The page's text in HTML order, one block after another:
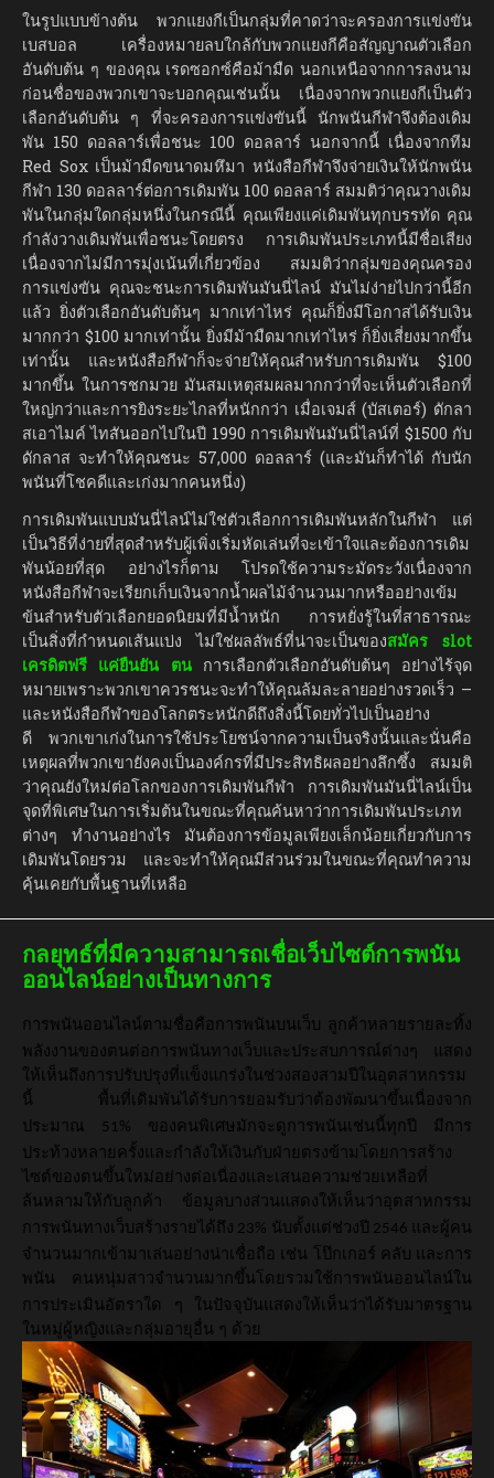
ในรูปแบบข้างต้น พวกแยงกีเป็นกลุ่มที่คาดว่าจะครองการแข่งขัน
เบสบอล เครื่องหมายลบใกล้กับพวกแยงกีคือสัญญาณตัวเลือก
อันดับต้น ๆ ของคุณ เรดซอกซ์คือม้ามืด นอกเหนือจากการลงนาม
ก่อนชื่อของพวกเขาจะบอกคุณเช่นนั้น เนื่องจากพวกแยงกีเป็นตัว
เลือกอันดับต้น ๆ ที่จะครองการแข่งขันนี้ นักพนันกีฬาจึงต้องเดิม
พัน 150 ดอลลาร์เพื่อชนะ 100 ดอลลาร์ นอกจากนี้ เนื่องจากทีม
Red Sox เป็นม้ามืดขนาดมหึมา หนังสือกีฬาจึงจ่ายเงินให้นักพนัน
กีฬา 130 ดอลลาร์ต่อการเดิมพัน 100 ดอลลาร์ สมมติว่าคุณวางเดิม
พันในกลุ่มใดกลุ่มหนึ่งในกรณีนี้ คุณเพียงแค่เดิมพันทุกบรรทัด คุณ
กำลังวางเดิมพันเพื่อชนะโดยตรง การเดิมพันประเภทนี้มีชื่อเสียง
เนื่องจากไม่มีการมุ่งเน้นที่เกี่ยวข้อง สมมติว่ากลุ่มของคุณครอง
การแข่งขัน คุณจะชนะการเดิมพันมันนี่ไลน์ มันไม่ง่ายไปกว่านี้อีก
แล้ว ยิ่งตัวเลือกอันดับต้นๆ มากเท่าไหร่ คุณก็ยิ่งมีโอกาสได้รับเงิน
มากกว่า $100 มากเท่านั้น ยิ่งมีม้ามืดมากเท่าไหร่ ก็ยิ่งเสี่ยงมากขึ้น
เท่านั้น และหนังสือกีฬาก็จะจ่ายให้คุณสำหรับการเดิมพัน $100
มากขึ้น ในการชกมวย มันสมเหตุสมผลมากกว่าที่จะเห็นตัวเลือกที่
ใหญ่กว่าและการยิงระยะไกลที่หนักกว่า เมื่อเจมส์ (บัสเตอร์) ดักลา
สเอาไมค์ ไทสันออกไปในปี 1990 การเดิมพันมันนี่ไลน์ที่ $1500 กับ
ดักลาส จะทำให้คุณชนะ 57,000 ดอลลาร์ (และมันก็ทำได้ กับนัก
พนันที่โชคดีและเก่งมากคนหนึ่ง)
การเดิมพันแบบมันนี่ไลน์ไม่ใช่ตัวเลือกการเดิมพันหลักในกีฬา แต่
เป็นวิธีที่ง่ายที่สุดสำหรับผู้เพิ่งเริ่มหัดเล่นที่จะเข้าใจและต้องการเดิม
พันน้อยที่สุด อย่างไรก็ตาม โปรดใช้ความระมัดระวังเนื่องจาก
หนังสือกีฬาจะเรียกเก็บเงินจากน้ำผลไม้จำนวนมากหรืออย่างเข้ม
ข้นสำหรับตัวเลือกยอดนิยมที่มีน้ำหนัก การหยั่งรู้ในที่สาธารณะ
เป็นสิ่งที่กำหนดเส้นแบ่ง ไม่ใช่ผลลัพธ์ที่น่าจะเป็นของสมัคร slot
เครดิตฟรี แค่ยืนยัน ตนการเลือกตัวเลือกอันดับต้นๆ อย่างไร้จุด
หมายเพราะพวกเขาควรชนะจะทำให้คุณล้มละลายอย่างรวดเร็ว –
และหนังสือกีฬาของโลกตระหนักดีถึงสิ่งนี้โดยทั่วไปเป็นอย่าง
ดี พวกเขาเก่งในการใช้ประโยชน์จากความเป็นจริงนั้นและนั่นคือ
เหตุผลที่พวกเขายังคงเป็นองค์กรที่มีประสิทธิผลอย่างลึกซึ้ง สมมติ
ว่าคุณยังใหม่ต่อโลกของการเดิมพันกีฬา การเดิมพันมันนี่ไลน์เป็น
จุดที่พิเศษในการเริ่มต้นในขณะที่คุณค้นหาว่าการเดิมพันประเภท
ต่างๆ ทำงานอย่างไร มันต้องการข้อมูลเพียงเล็กน้อยเกี่ยวกับการ
เดิมพันโดยรวม และจะทำให้คุณมีส่วนร่วมในขณะที่คุณทำความ
คุ้นเคยกับพื้นฐานที่เหลือ
กลยุทธ์ที่มีความสามารถเชื่อเว็บไซต์การพนัน
ออนไลน์อย่างเป็นทางการ
การพนันออนไลน์ตามชื่อคือการพนันบนเว็บ ลูกค้าหลายรายละทิ้ง
พลังงานของตนต่อการพนันทางเว็บและประสบการณ์ต่างๆ
แสดง
ให้เห็นถึงการปรับปรุงที่แข็งแกร่งในช่วงสองสามปีในอุตสาหกรรม
นี้
พื้นที่เดิมพันได้รับการยอมรับว่าต้องพัฒนาขึ้นเนื่องจาก
ประมาณ 51% ของคนพิเศษมักจะดูการพนันเช่นนี้ทุกปี
มีการ
ประท้วงหลายครั้งและกำลังให้เงินกับฝ่ายตรงข้ามโดยการสร้าง
ไซต์ของตนขึ้นใหม่อย่างต่อเนื่องและเสนอความช่วยเหลือที่
ล้นหลามให้กับลูกค้า
ข้อมูลบางส่วนแสดงให้เห็นว่าอุตสาหกรรม
การพนันทางเว็บสร้างรายได้ถึง 23% นับตั้งแต่ช่วงปี 2546 และผู้คน
จำนวนมากเข้ามาเล่นอย่างน่าเชื่อถือ เช่น โป๊กเกอร์ คลับ และการ
พนัน
คนหนุ่มสาวจำนวนมากขึ้นโดยรวมใช้การพนันออนไลน์ใน
การประเมินอัตราใด
ๆ
ในปัจจุบันแสดงให้เห็นว่าได้รับมาตรฐาน
ในหมู่ผู้หญิงและกลุ่มอายุอื่น ๆ ด้วย